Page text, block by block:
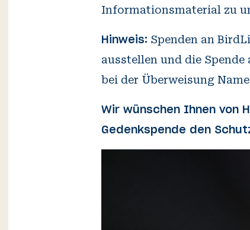
Informationsmaterial zu
Hinweis: Spenden an
ausstellen und die
bei der Überweisung
Wir wünschen Ihnen von
Gedenkspende den